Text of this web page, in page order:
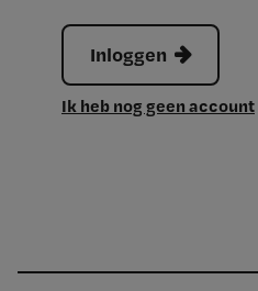
Inloggen
Ik heb nog geen account